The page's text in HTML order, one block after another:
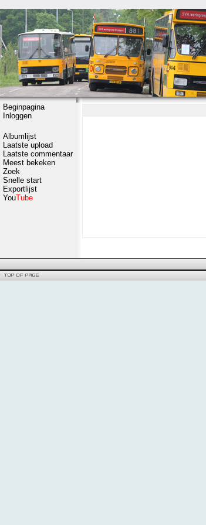
Beginpagina
Inloggen
Albumlijst
Laatste upload
Laatste commentaar
Meest bekeken
Zoek
Snelle start
Exportlijst
YouTube